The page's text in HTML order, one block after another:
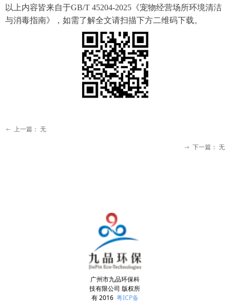
以上内容皆来自于GB/T 45204-2025《宠物经营场所环境清洁
与消毒指南》，如需了解全文请扫描下方二维码下载。
ꂃ 上一篇： 无
ꁹ 下一篇： 无
广州市九品环保科
技有限公司 版权所
有 2016 粤ICP备